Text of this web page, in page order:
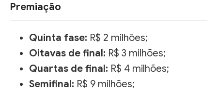
Premiação
Quinta fase: R$ 2 milhões;
Oitavas de final: R$ 3 milhões;
Quartas de final: R$ 4 milhões;
Semifinal: R$ 9 milhões;